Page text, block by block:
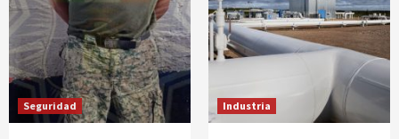
Seguridad Industria